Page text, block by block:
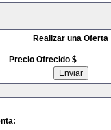
Realizar una Oferta
Precio Ofrecido $